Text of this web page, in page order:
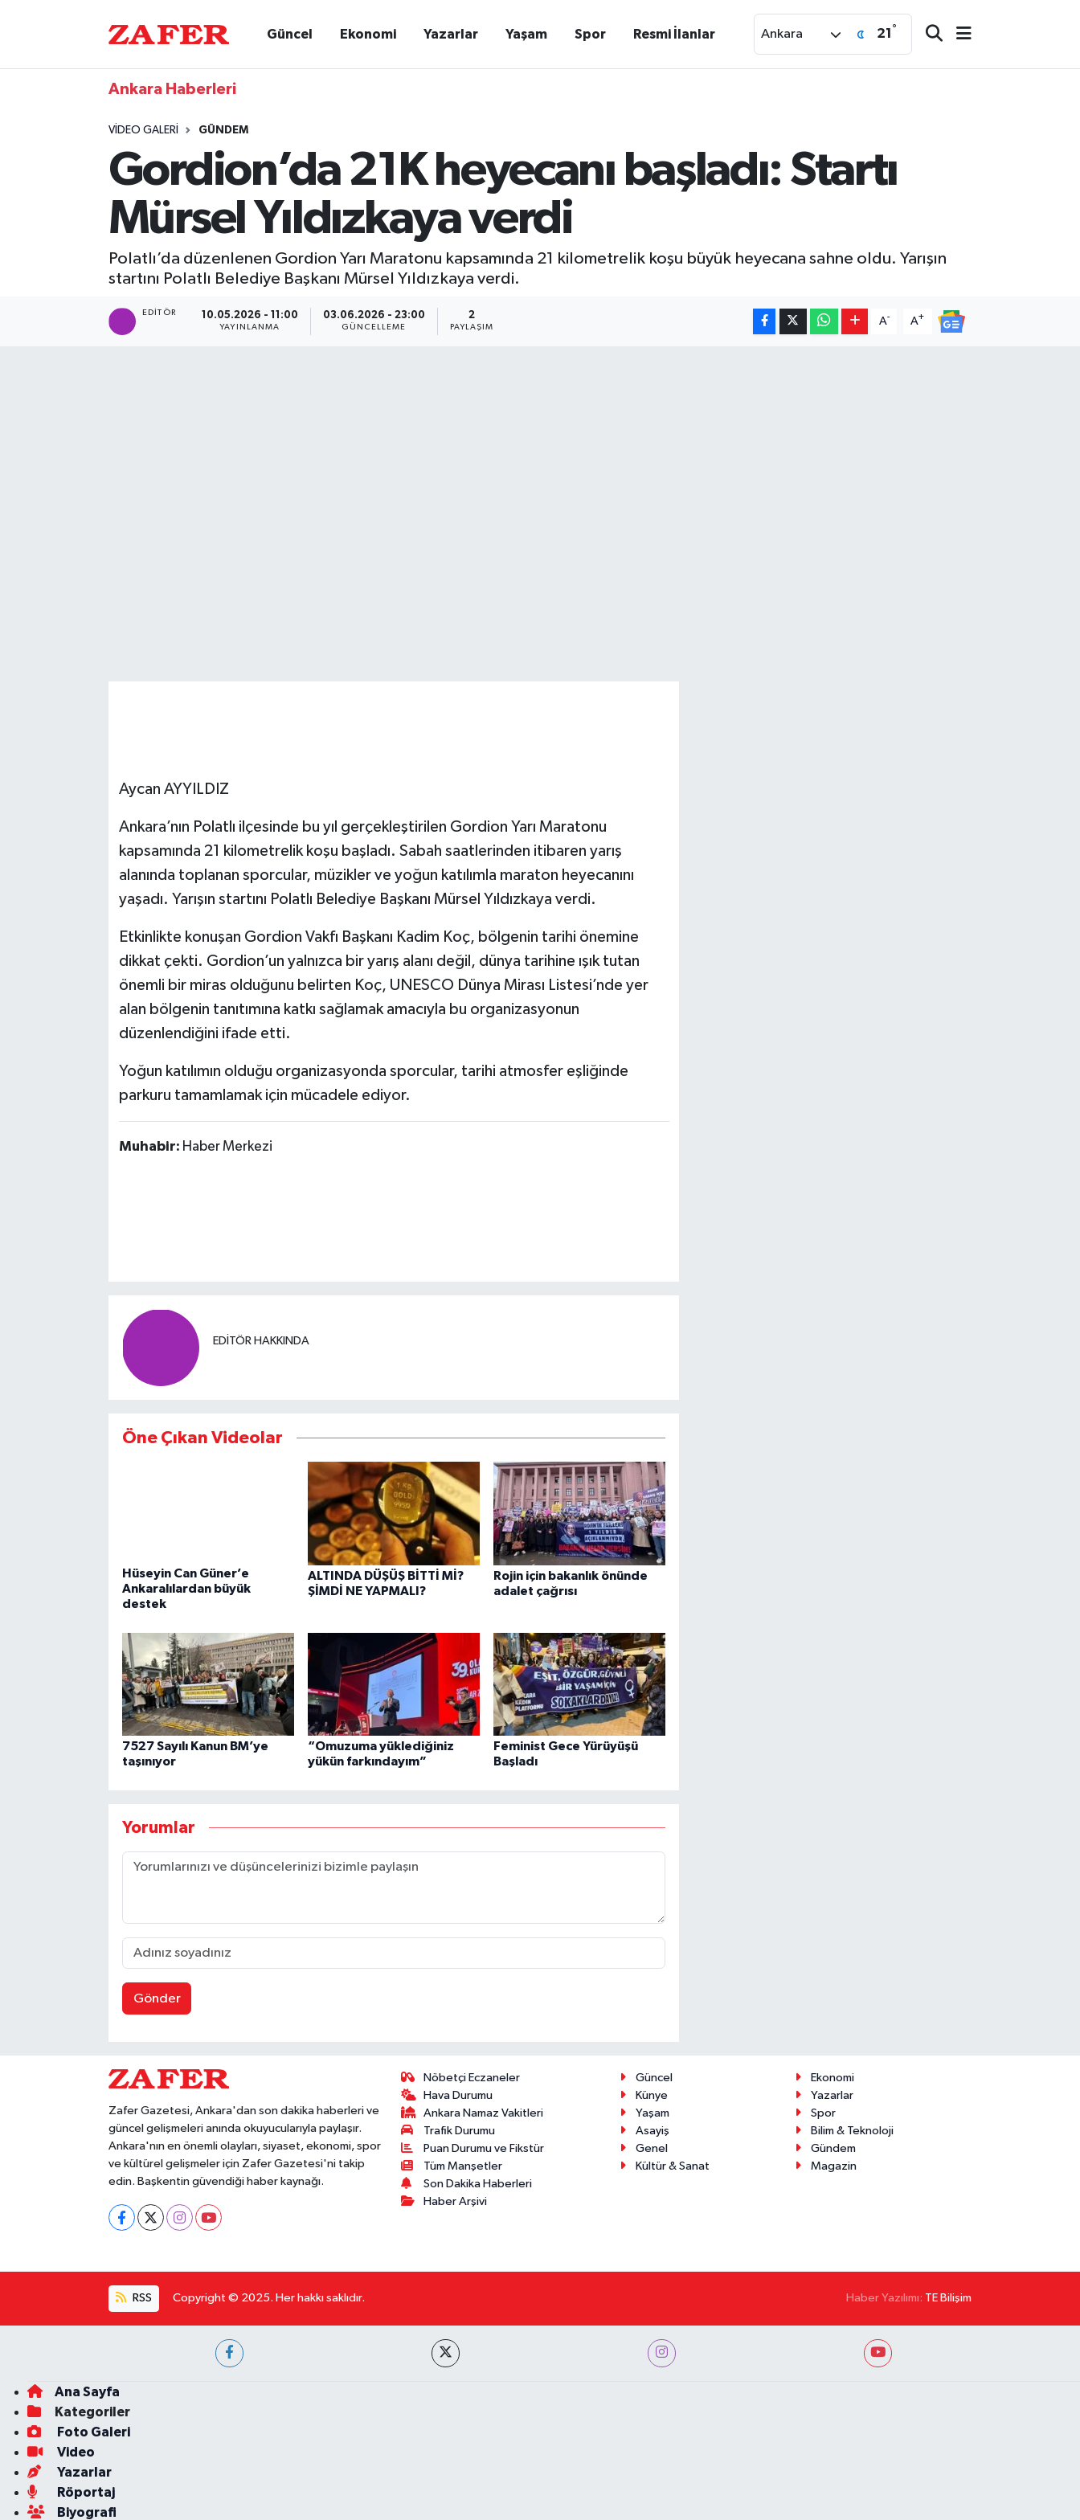
Güncel Ekonomi Yazarlar Yaşam Spor Resmi İlanlar Ankara 21 °
Ankara Haberleri
VIDEO GALERI GÜNDEM
Gordion’da 21K heyecanı başladı: Startı
Mürsel Yıldızkaya verdi
Polatlı’da düzenlenen Gordion Yarı Maratonu kapsamında 21 kilometrelik koşu büyük heyecana sahne oldu. Yarışın
startını Polatlı Belediye Başkanı Mürsel Yıldızkaya verdi.
EDITÖR 10.05.2026 - 11:00
YAYINLANMA
03.06.2026 - 23:00
GÜNCELLEME
2
PAYLAŞIM
A- A+
Aycan AYYILDIZ
Ankara’nın Polatlı ilçesinde bu yıl gerçekleştirilen Gordion Yarı Maratonu
kapsamında 21 kilometrelik koşu başladı. Sabah saatlerinden itibaren yarış
alanında toplanan sporcular, müzikler ve yoğun katılımla maraton heyecanını
yaşadı. Yarışın startını Polatlı Belediye Başkanı Mürsel Yıldızkaya verdi.
Etkinlikte konuşan Gordion Vakfı Başkanı Kadim Koç, bölgenin tarihi önemine
dikkat çekti. Gordion’un yalnızca bir yarış alanı değil, dünya tarihine ışık tutan
önemli bir miras olduğunu belirten Koç, UNESCO Dünya Mirası Listesi’nde yer
alan bölgenin tanıtımına katkı sağlamak amacıyla bu organizasyonun
düzenlendiğini ifade etti.
Yoğun katılımın olduğu organizasyonda sporcular, tarihi atmosfer eşliğinde
parkuru tamamlamak için mücadele ediyor.
Muhabir: Haber Merkezi
EDITÖR HAKKINDA
Öne Çıkan Videolar
Hüseyin Can Güner’e
Ankaralılardan büyük
destek
ALTINDA DÜŞÜŞ BİTTİ Mİ?
ŞİMDİ NE YAPMALI?
Rojin için bakanlık önünde
adalet çağrısı
7527 Sayılı Kanun BM’ye
taşınıyor
“Omuzuma yüklediğiniz
yükün farkındayım”
Feminist Gece Yürüyüşü
Başladı
Yorumlar
Gönder
Zafer Gazetesi, Ankara'dan son dakika haberleri ve
güncel gelişmeleri anında okuyucularıyla paylaşır.
Ankara'nın en önemli olayları, siyaset, ekonomi, spor
ve kültürel gelişmeler için Zafer Gazetesi'ni takip
edin. Başkentin güvendiği haber kaynağı.
Nöbetçi Eczaneler
Hava Durumu
Ankara Namaz Vakitleri
Trafik Durumu
Puan Durumu ve Fikstür
Tüm Manşetler
Son Dakika Haberleri
Haber Arşivi
Güncel
Ekonomi
Künye
Yazarlar
Yaşam
Spor
Asayiş
Bilim & Teknoloji
Genel
Gündem
Kültür & Sanat
Magazin
RSS Copyright © 2025. Her hakkı saklıdır. Haber Yazılımı: TE Bilişim
Ana Sayfa
Kategoriler
Foto Galeri
Video
Yazarlar
Röportaj
Biyografi